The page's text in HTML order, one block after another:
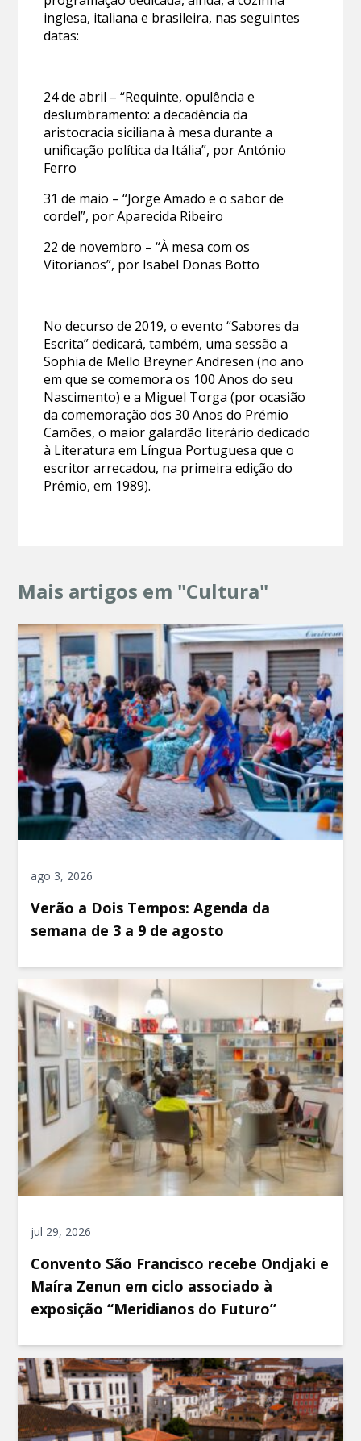
inglesa, italiana e brasileira, nas seguintes
datas:
24 de abril – “Requinte, opulência e
deslumbramento: a decadência da
aristocracia siciliana à mesa durante a
unificação política da Itália”, por António
Ferro
31 de maio – “Jorge Amado e o sabor de
cordel”, por Aparecida Ribeiro
22 de novembro – “À mesa com os
Vitorianos”, por Isabel Donas Botto
No decurso de 2019, o evento “Sabores da
Escrita” dedicará, também, uma sessão a
Sophia de Mello Breyner Andresen (no ano
em que se comemora os 100 Anos do seu
Nascimento) e a Miguel Torga (por ocasião
da comemoração dos 30 Anos do Prémio
Camões, o maior galardão literário dedicado
à Literatura em Língua Portuguesa que o
escritor arrecadou, na primeira edição do
Prémio, em 1989).
Mais artigos em "Cultura"
ago 3, 2026
Verão a Dois Tempos: Agenda da
semana de 3 a 9 de agosto
jul 29, 2026
Convento São Francisco recebe Ondjaki e
Maíra Zenun em ciclo associado à
exposição “Meridianos do Futuro”